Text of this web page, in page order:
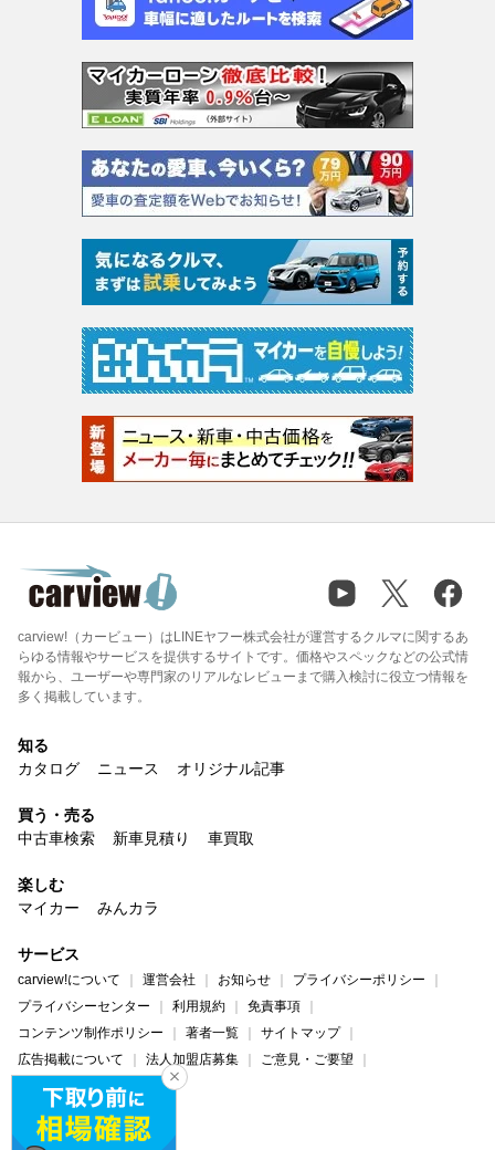
carview!（カービュー）はLINEヤフー株式会社が運営するクルマに関するあ
らゆる情報やサービスを提供するサイトです。価格やスペックなどの公式情
報から、ユーザーや専門家のリアルなレビューまで購入検討に役立つ情報を
多く掲載しています。
知る
カタログ
ニュース オリジナル記事
買う・売る
中古車検索
新車見積り 車買取
楽しむ
マイカー
みんカラ
サービス
carview!について 運営会社 お知らせ
プライバシーポリシー
プライバシーセンター
利用規約
免責事項
コンテンツ制作ポリシー
著者一覧
サイトマップ
広告掲載について
法人加盟店募集
ご意見・ご要望
ヘルプ・お問い合わせ
carview! Yahoo! JAPAN